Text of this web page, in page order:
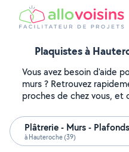
Plaquistes à
Vous avez besoin d'aide
murs ? Retrouvez
proches de chez vous, et
Plâtrerie - Murs - Plafonds
à Hauteroche (39)